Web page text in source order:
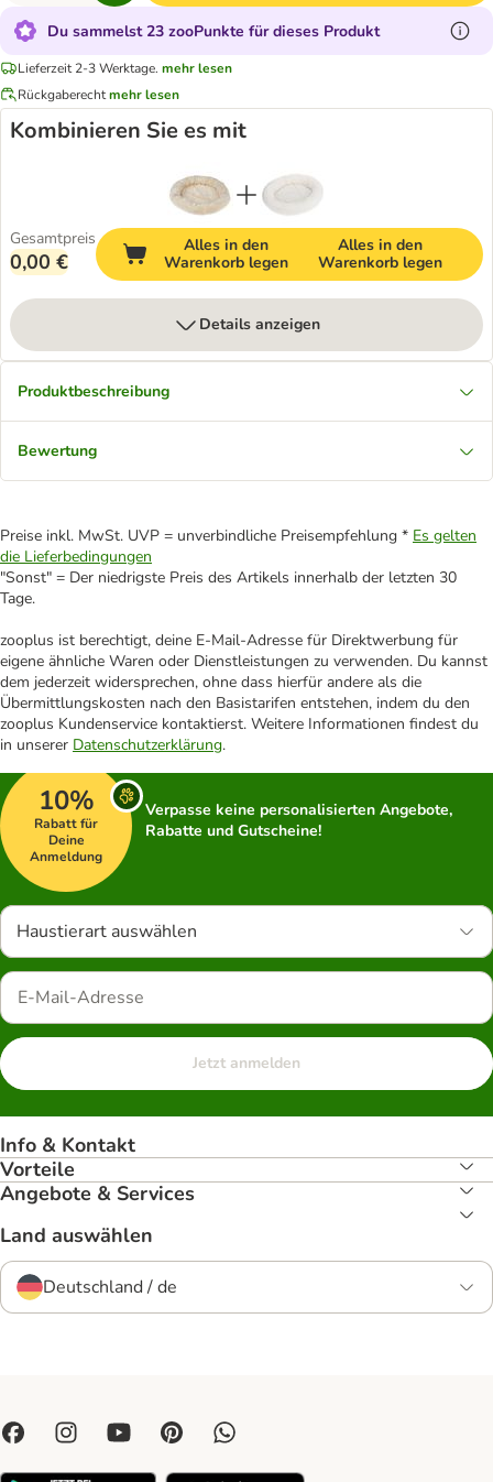
Du sammelst 23 zooPunkte für dieses Produkt
Lieferzeit 2-3 Werktage. mehr lesen
Rückgaberechtmehr lesen
Kombinieren Sie es mit
Gesamtpreis
0,00 €
Alles in den
Warenkorb legen
Alles in den
Warenkorb legen
Details anzeigen
Produktbeschreibung
Bewertung
Preise inkl. MwSt. UVP = unverbindliche Preisempfehlung * Es gelten
die Lieferbedingungen
"Sonst" = Der niedrigste Preis des Artikels innerhalb der letzten 30
Tage.
zooplus ist berechtigt, deine E-Mail-Adresse für Direktwerbung für
eigene ähnliche Waren oder Dienstleistungen zu verwenden. Du kannst
dem jederzeit widersprechen, ohne dass hierfür andere als die
Übermittlungskosten nach den Basistarifen entstehen, indem du den
zooplus Kundenservice kontaktierst. Weitere Informationen findest du
in unserer Datenschutzerklärung.
10%
Rabatt für
Deine
Anmeldung
Verpasse keine personalisierten Angebote,
Rabatte und Gutscheine!
Haustierart auswählen
Jetzt anmelden
Info & Kontakt
Vorteile
Angebote & Services
Land auswählen
Deutschland / de